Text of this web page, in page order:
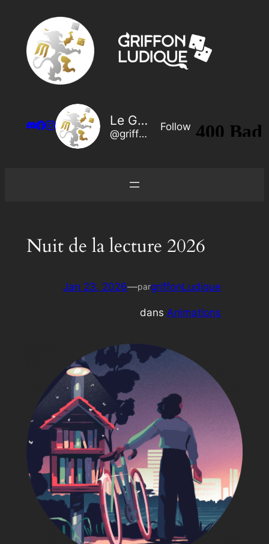
contenu
Le Griffon Ludique
@griffon@legriffonludique.fr
Follow
Nuit de la lecture 2026
Jan 23, 2026—pargriffonLudique
dans Animations